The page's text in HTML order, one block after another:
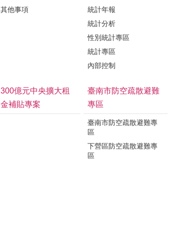
其他事項
統計年報
統計分析
性別統計專區
統計專區
內部控制
300億元中央擴大租
金補貼專案
臺南市防空疏散避難
專區
臺南市防空疏散避難專
區
下營區防空疏散避難專
區